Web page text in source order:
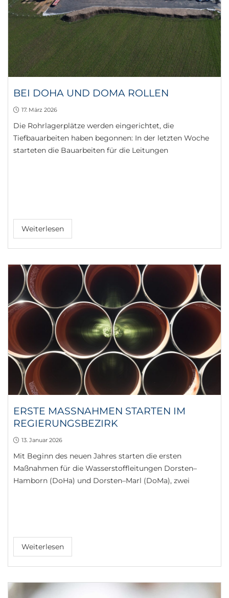
BEI DOHA UND DOMA ROLLEN
17. März 2026
Die Rohrlagerplätze werden eingerichtet, die
Tiefbauarbeiten haben begonnen: In der letzten Woche
starteten die Bauarbeiten für die Leitungen
Weiterlesen
ERSTE MASSNAHMEN STARTEN IM R
EGIERUNGSBEZIRK
13. Januar 2026
Mit Beginn des neuen Jahres starten die ersten
Maßnahmen für die Wasserstoffleitungen Dorsten–
Hamborn (DoHa) und Dorsten–Marl (DoMa), zwei
Weiterlesen